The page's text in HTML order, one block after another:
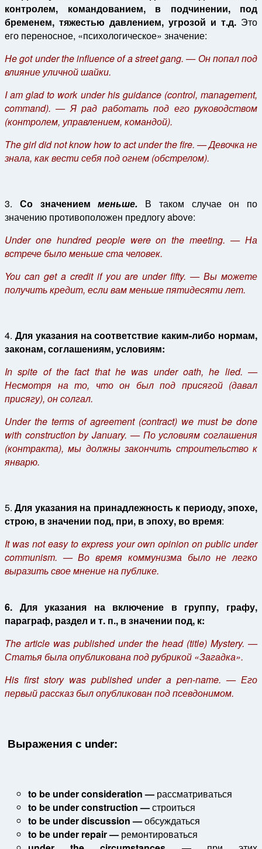
контролем, командованием, в подчинении, под
бременем, тяжестью давлением, угрозой и т.д. Это
его переносное, «психологическое» значение:
He got under the influence of a street gang. — Он попал под
влияние уличной шайки.
I am glad to work under his guidance (control, management,
command). — Я рад работать под его руководством
(контролем, управлением, командой).
The girl did not know how to act under the fire. — Девочка не
знала, как вести себя под огнем (обстрелом).
3. Со значениемменьше.
В таком случае он по
значению противоположен предлогу above:
Under one hundred people were on the meeting. — На
встрече было меньше ста человек.
You can get a credit if you are under fifty. — Вы можете
получить кредит, если вам меньше пятидесяти лет.
4. Для указания на соответствие каким-либо нормам,
законам, соглашениям, условиям:
In spite of the fact that he was under oath, he lied. —
Несмотря на то, что он был под присягой (давал
присягу), он солгал.
Under the terms of agreement (contract) we must be done
with construction by January. — По условиям соглашения
(контракта), мы должны закончить строительство к
январю.
5. Для указания на принадлежность к периоду, эпохе,
строю, в значении под, при, в эпоху, во время:
It was not easy to express your own opinion on public under
communism. — Во время коммунизма было не легко
выразить свое мнение на публике.
6. Для указания на включение в группу, графу,
параграф, раздел и т. п., в значении под, к:
The article was published under the head (title) Mystery. —
Статья была опубликована под рубрикой «Загадка».
His first story was published under a pen-name. — Его
первый рассказ был опубликован под псевдонимом.
Выражения с under:
to be under consideration — рассматриваться
to be under construction —строиться
to be under discussion —обсуждаться
to be under repair — ремонтироваться